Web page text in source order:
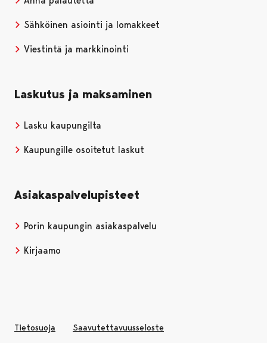
Sähköinen asiointi ja lomakkeet
Viestintä ja markkinointi
Laskutus ja maksaminen
Lasku kaupungilta
Kaupungille osoitetut laskut
Asiakaspalvelupisteet
Porin kaupungin asiakaspalvelu
Kirjaamo
Tietosuoja Saavutettavuusseloste